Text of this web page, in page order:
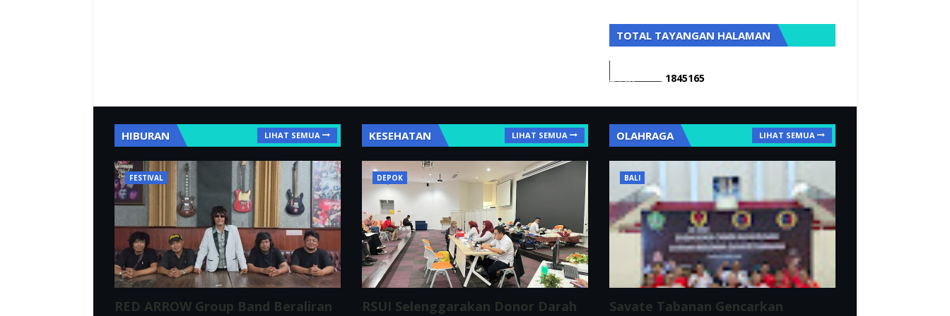
TOTAL TAYANGAN HALAMAN
1845165
HIBURAN LIHAT SEMUA
FESTIVAL
RED ARROW Group Band Beraliran
KESEHATAN LIHAT SEMUA
DEPOK
RSUI Selenggarakan Donor Darah
OLAHRAGA LIHAT SEMUA
BALI
Savate Tabanan Gencarkan